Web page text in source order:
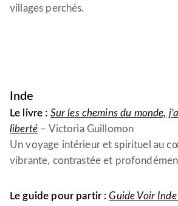
villages perchés.
Inde
Le livre : Sur les chemins du monde,
liberté – Victoria Guillomon
Un voyage intérieur et spirituel au
vibrante, contrastée et
Le guide pour partir :Guide Voir Inde